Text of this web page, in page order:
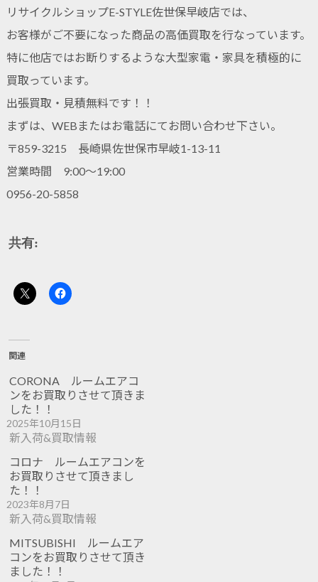
リサイクルショップE-STYLE佐世保早岐店では、
お客様がご不要になった商品の高価買取を行なっています。
特に他店ではお断りするような大型家電・家具を積極的に
買取っています。
出張買取・見積無料です！！
まずは、WEBまたはお電話にてお問い合わせ下さい。
〒859-3215 長崎県佐世保市早岐1-13-11
営業時間 9:00～19:00
0956-20-5858
共有:
関連
CORONA ルームエアコ
ンをお買取りさせて頂きま
した！！
2025年10月15日
新入荷&買取情報
コロナ ルームエアコンを
お買取りさせて頂きまし
た！！
2023年8月7日
新入荷&買取情報
MITSUBISHI ルームエア
コンをお買取りさせて頂き
ました！！